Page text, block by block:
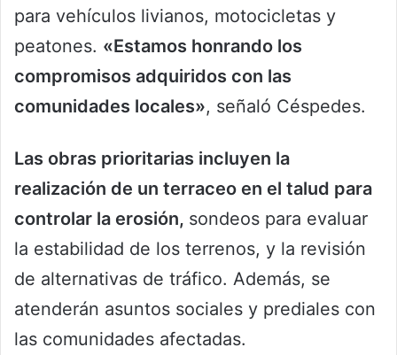
para vehículos livianos, motocicletas y
peatones. «Estamos honrando los
compromisos adquiridos con las
comunidades locales», señaló Céspedes.
Las obras prioritarias incluyen la
realización de un terraceo en el talud para
controlar la erosión, sondeos para evaluar
la estabilidad de los terrenos, y la revisión
de alternativas de tráfico. Además, se
atenderán asuntos sociales y prediales con
las comunidades afectadas.